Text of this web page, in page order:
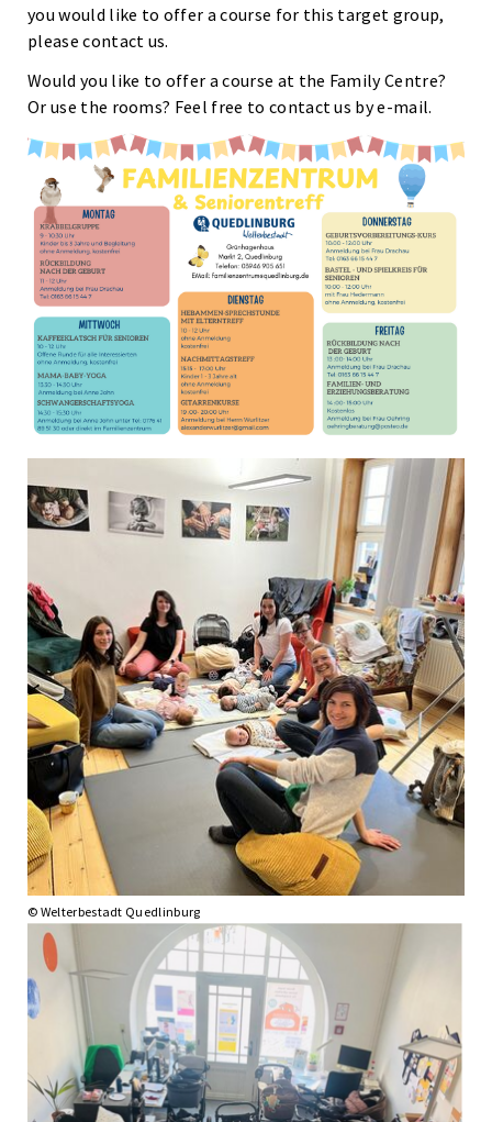
you would like to offer a course for this target group,
please contact us.
Would you like to offer a course at the Family Centre?
Or use the rooms? Feel free to contact us by e-mail.
© Welterbestadt Quedlinburg